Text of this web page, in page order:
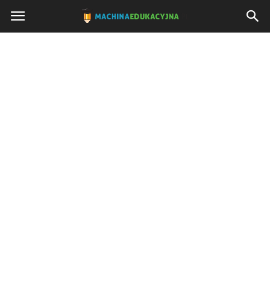
Machinaedukacyjna.pl